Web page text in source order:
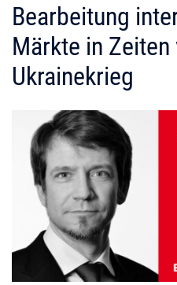
Bearbeitung
Märkte in Zeiten
Ukrainekrieg